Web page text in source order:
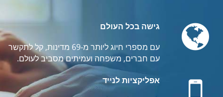
גישה בכל העולם
עם מספרי חיוג ליותר מ-69 מדינות, קל לתקשר
עם חברים, משפחה ועמיתים מסביב לעולם.
Mobile
אפליקציות לנייד